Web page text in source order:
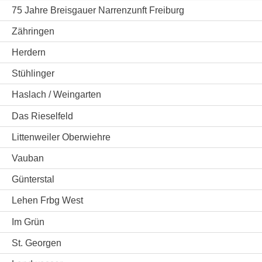
75 Jahre Breisgauer Narrenzunft Freiburg
Zähringen
Herdern
Stühlinger
Haslach / Weingarten
Das Rieselfeld
Littenweiler Oberwiehre
Vauban
Günterstal
Lehen Frbg West
Im Grün
St. Georgen